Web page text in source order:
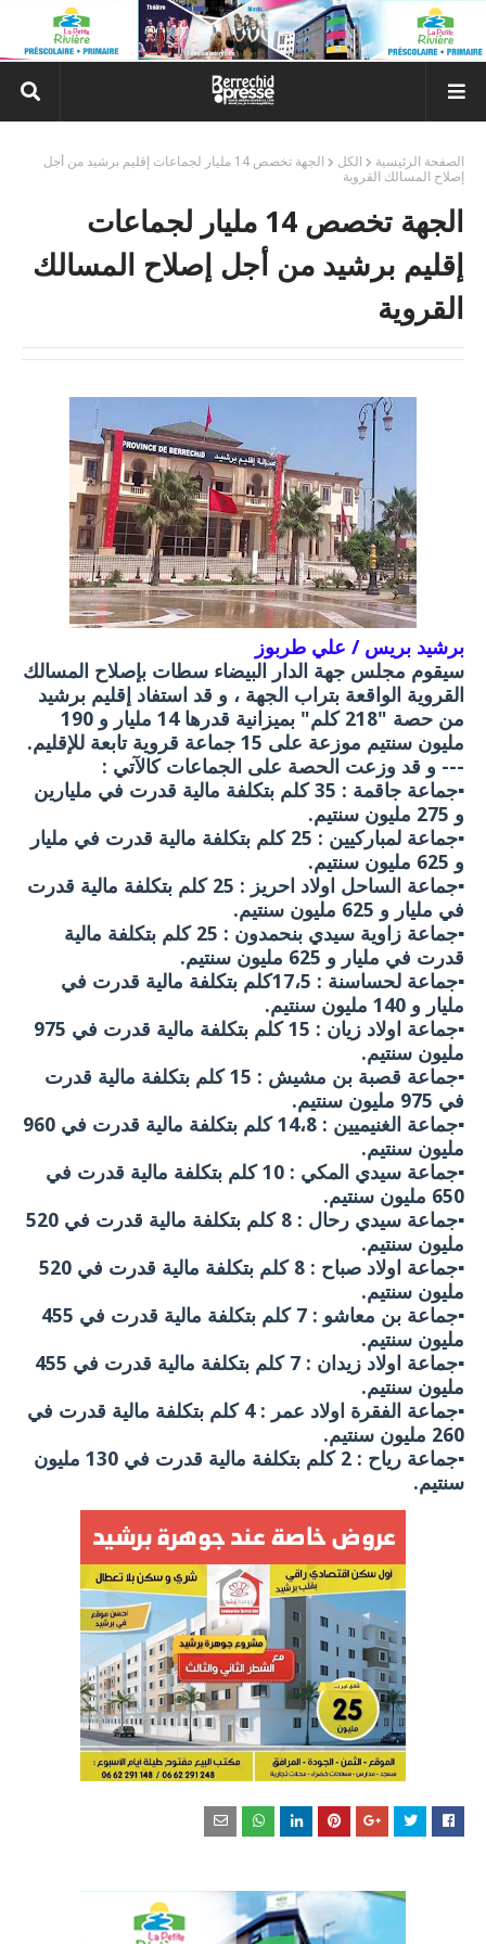
الصفحة الرئيسية الكل
الجهة تخصص 14 مليار لجماعات إقليم برشيد من أجل
إصلاح المسالك القروية
الجهة تخصص 14 مليار لجماعات
إقليم برشيد من أجل إصلاح المسالك
القروية
برشيد بريس / علي طربوز
سيقوم مجلس جهة الدار البيضاء سطات بإصلاح المسالك
القروية الواقعة بتراب الجهة ، و قد استفاد إقليم برشيد
من حصة "218 كلم" بميزانية قدرها 14 مليار و 190
مليون سنتيم موزعة على 15 جماعة قروية تابعة للإقليم.
--- و قد وزعت الحصة على الجماعات كالآتي :
▪️جماعة جاقمة : 35 كلم بتكلفة مالية قدرت في مليارين
و 275 مليون سنتيم.
▪️جماعة لمباركيين : 25 كلم بتكلفة مالية قدرت في مليار
و 625 مليون سنتيم.
▪️جماعة الساحل اولاد احريز : 25 كلم بتكلفة مالية قدرت
في مليار و 625 مليون سنتيم.
▪️جماعة زاوية سيدي بنحمدون : 25 كلم بتكلفة مالية
قدرت في مليار و 625 مليون سنتيم.
▪️جماعة لحساسنة : 17،5كلم بتكلفة مالية قدرت في
مليار و 140 مليون سنتيم.
▪️جماعة اولاد زيان : 15 كلم بتكلفة مالية قدرت في 975
مليون سنتيم.
▪️جماعة قصبة بن مشيش : 15 كلم بتكلفة مالية قدرت
في 975 مليون سنتيم.
▪️جماعة الغنيميين : 14،8 كلم بتكلفة مالية قدرت في 960
مليون سنتيم.
▪️جماعة سيدي المكي : 10 كلم بتكلفة مالية قدرت في
650 مليون سنتيم.
▪️جماعة سيدي رحال : 8 كلم بتكلفة مالية قدرت في 520
مليون سنتيم.
▪️جماعة اولاد صباح : 8 كلم بتكلفة مالية قدرت في 520
مليون سنتيم.
▪️جماعة بن معاشو : 7 كلم بتكلفة مالية قدرت في 455
مليون سنتيم.
▪️جماعة اولاد زيدان : 7 كلم بتكلفة مالية قدرت في 455
مليون سنتيم.
▪️جماعة الفقرة اولاد عمر : 4 كلم بتكلفة مالية قدرت في
260 مليون سنتيم.
▪️جماعة رياح : 2 كلم بتكلفة مالية قدرت في 130 مليون
سنتيم.